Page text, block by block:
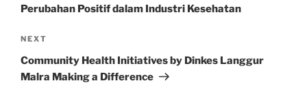
Perubahan Positif dalam Industri Kesehatan
Next
Post
NEXT
Community Health Initiatives by Dinkes Langgur
Malra Making a Difference